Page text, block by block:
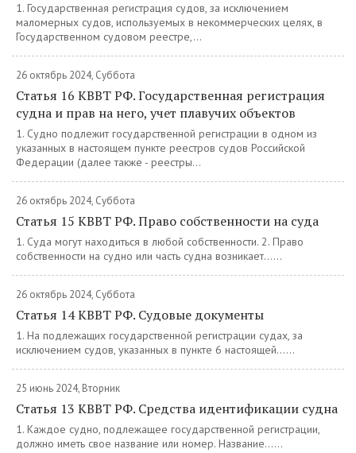
1. Государственная регистрация судов, за исключением
маломерных судов, используемых в некоммерческих целях, в
Государственном судовом реестре,...
26 октябрь 2024, Суббота
Статья 16 КВВТ РФ. Государственная регистрация
судна и прав на него, учет плавучих объектов
1. Судно подлежит государственной регистрации в одном из
указанных в настоящем пункте реестров судов Российской
Федерации (далее также - реестры...
26 октябрь 2024, Суббота
Статья 15 КВВТ РФ. Право собственности на суда
1. Суда могут находиться в любой собственности. 2. Право
собственности на судно или часть судна возникает......
26 октябрь 2024, Суббота
Статья 14 КВВТ РФ. Судовые документы
1. На подлежащих государственной регистрации судах, за
исключением судов, указанных в пункте 6 настоящей......
25 июнь 2024, Вторник
Статья 13 КВВТ РФ. Средства идентификации судна
1. Каждое судно, подлежащее государственной регистрации,
должно иметь свое название или номер. Название......